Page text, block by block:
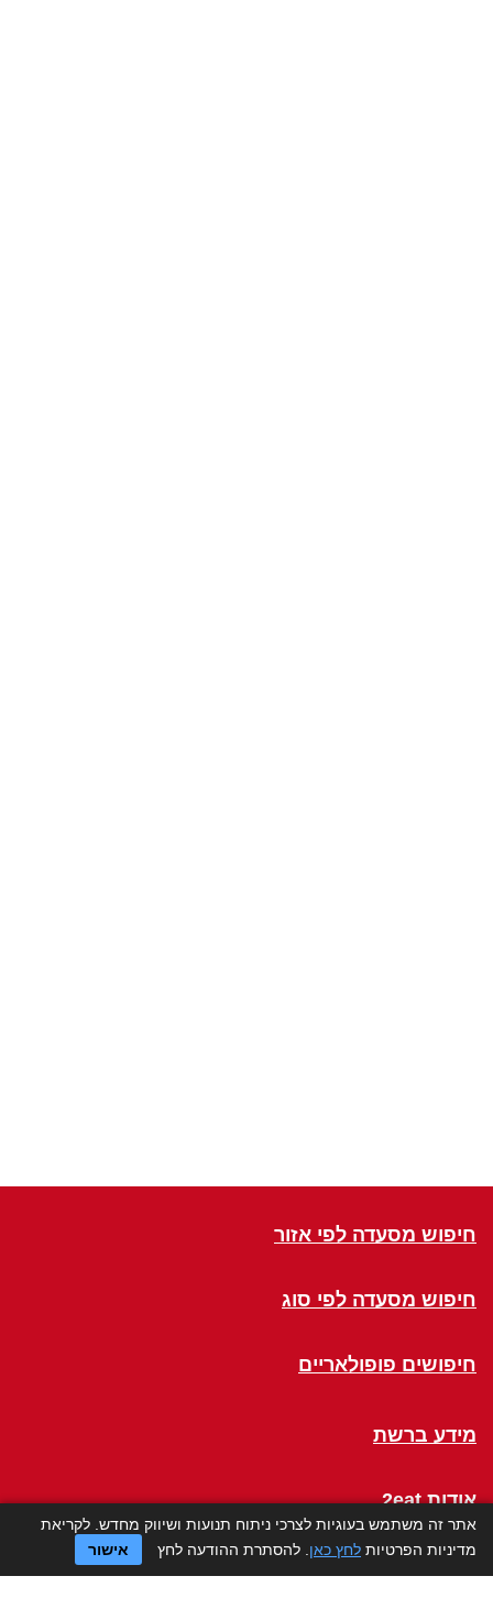
חיפוש מסעדה לפי אזור
חיפוש מסעדה לפי סוג
חיפושים פופולאריים
מידע ברשת
אודות 2eat
Click a Table
אתר זה משתמש בעוגיות לצרכי ניתוח תנועות ושיווק מחדש. לקריאת
מדיניות הפרטיות לחץ כאן . להסתרת ההודעה לחץ אישור